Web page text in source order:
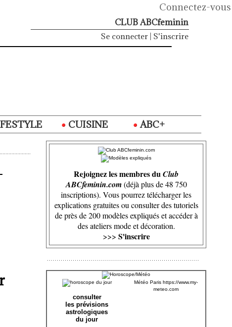
Connectez-vous
CLUB ABCfeminin
Se connecter S'inscrire
CUISINE
ABC+
Rejoignez les membres duClub
ABCfeminin.com(déjà plus de 48 750
inscriptions). Vous pourrez télécharger les
explications gratuites ou consulter des tutoriels
de près de 200 modèles expliqués et accéder à
des ateliers mode et décoration.
>>> S'inscrire
consulter
les prévisions
astrologiques
du jour
Météo Paris https://www.my-
meteo.com